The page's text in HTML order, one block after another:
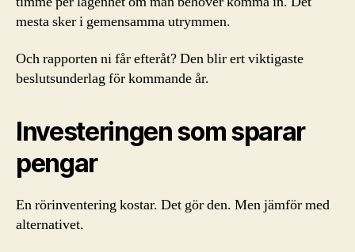
mesta sker i gemensamma utrymmen.
Och rapporten ni får efteråt? Den blir ert viktigaste
beslutsunderlag för kommande år.
Investeringen som sparar
pengar
En rörinventering kostar. Det gör den. Men jämför med
alternativet.